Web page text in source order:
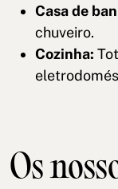
Casa de
chuveiro.
Cozinha:
Os